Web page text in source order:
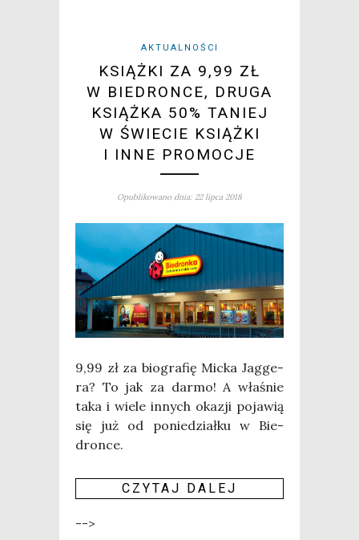
AKTUALNOŚCI
KSIĄŻKI ZA 9,99 ZŁ
W BIEDRONCE, DRUGA
KSIĄŻKA 50% TANIEJ
W ŚWIECIE KSIĄŻKI
I INNE PROMOCJE
Opublikowano dnia: 22 lipca 2018
9,99 zł za bio­gra­fię Mic­ka Jag­ge­
ra? To jak za dar­mo! A wła­śnie
taka i wie­le innych oka­zji poja­wią
się już od ponie­dział­ku w Bie­
dron­ce.
CZY­TAJ DALEJ
-->